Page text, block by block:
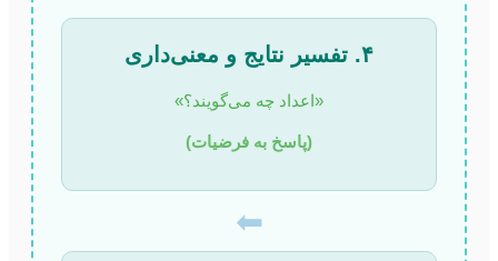
۴. تفسیر نتایج و معنی‌داری
«اعداد چه می‌گویند؟»
(پاسخ به فرضیات)
⬅